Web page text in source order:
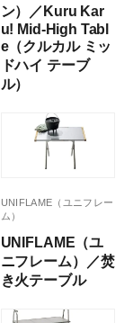
ン）／Kuru Kar
u! Mid-High Tabl
e（クルカル ミッ
ドハイ テーブ
ル）
UNIFLAME（ユニフレー
ム）
UNIFLAME（ユ
ニフレーム）／焚
き火テーブル